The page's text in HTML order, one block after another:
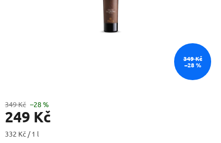
349 Kč
–28 %
349 Kč –28 %
249 Kč
Měrná
332 Kč / 1 l